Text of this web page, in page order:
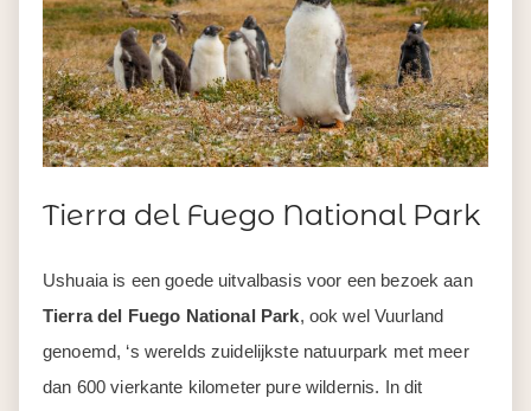
Tierra del Fuego National Park
Ushuaia is een goede uitvalbasis voor een bezoek aan
Tierra del Fuego National Park, ook wel Vuurland
genoemd, ‘s werelds zuidelijkste natuurpark met meer
dan 600 vierkante kilometer pure wildernis. In dit